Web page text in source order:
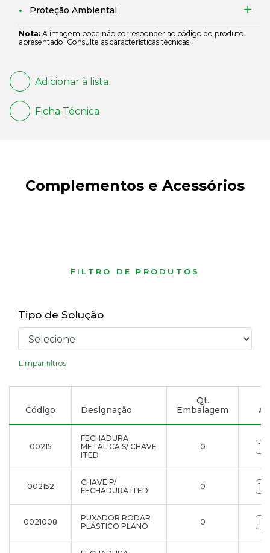
Proteção Ambiental
Nota: A imagem pode não corresponder ao código do produto
apresentado. Consulte as características técnicas.
Adicionar à lista
Ficha Técnica
Complementos e Acessórios
FILTRO DE PRODUTOS
Tipo de Solução
Limpar filtros
Código Designação
Qt.
Embalagem
00215
FECHADURA
METÁLICA S/ CHAVE
ITED
0
002152
CHAVE P/
FECHADURA ITED
0
0021008
PUXADOR RODAR
PLÁSTICO PLANO
0